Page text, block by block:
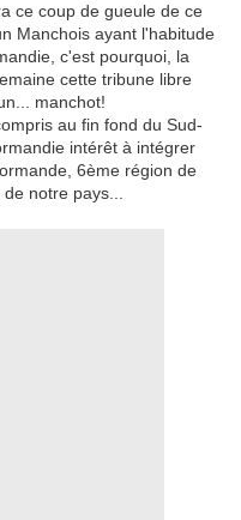
ce coup de gueule de ce
Manchois ayant l'habitude
c'est pourquoi, la
cette tribune libre
manchot!
au fin fond du Sud-
intérêt à intégrer
6ème région de
notre pays...